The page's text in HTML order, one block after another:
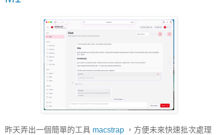
昨天弄出一個簡單的工具 macstrap ，方便未來快速批次處理